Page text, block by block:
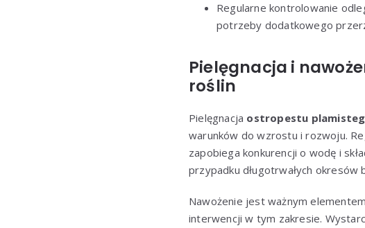
Regularne kontrolowanie
potrzeby dodatkowego
Pielęgnacja i
roślin
Pielęgnacja ostropestu
warunków do wzrostu i rozwoju.
zapobiega konkurencji o wodę i
przypadku długotrwałych
Nawożenie jest ważnym
interwencji w tym zakresie.